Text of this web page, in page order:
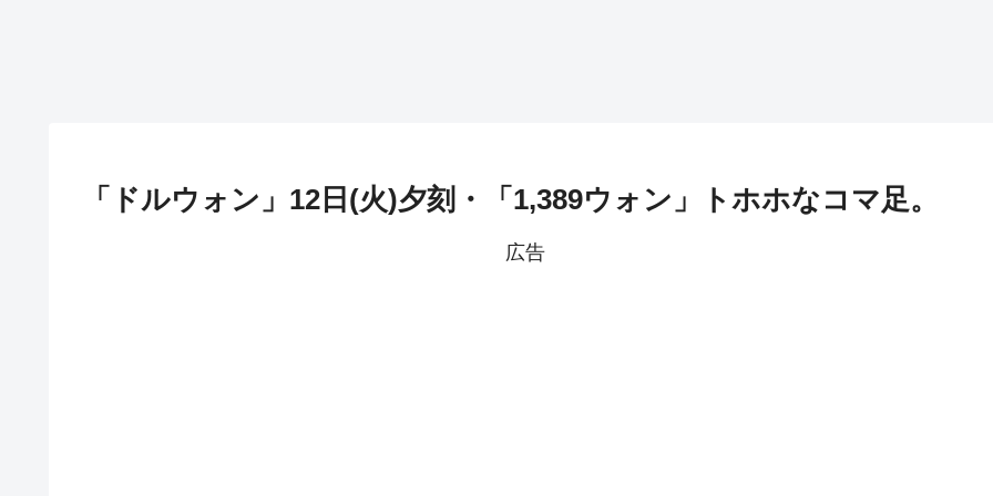
「ドルウォン」12日(火)夕刻・「1,389ウォン」トホホなコマ足。
広告